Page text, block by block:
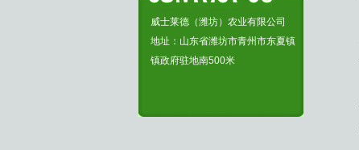
威士莱德（潍坊）农业有限公司
地址：山东省潍坊市青州市东夏镇
镇政府驻地南500米